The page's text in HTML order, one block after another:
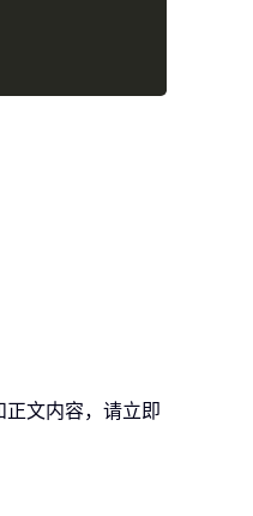
文内容，请立即